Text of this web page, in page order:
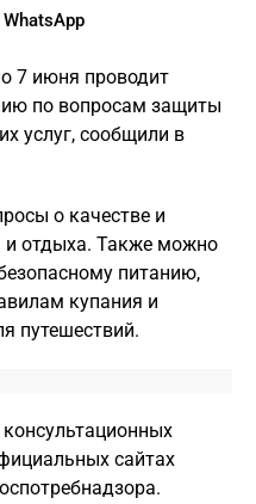
WhatsApp
7 июня проводит
по вопросам защиты
услуг, сообщили в
о качестве и
и отдыха. Также можно
питанию,
купания и
путешествий.
сайтах